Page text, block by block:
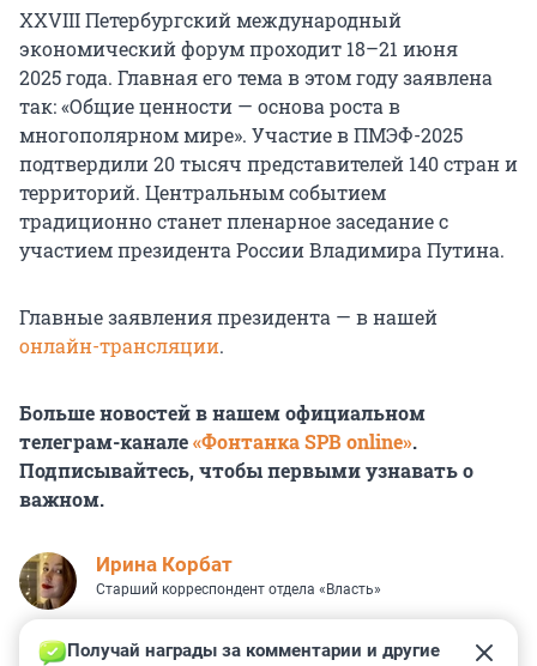
XXVIII Петербургский международный
экономический форум проходит 18–21 июня
2025 года. Главная его тема в этом году заявлена
так: «Общие ценности — основа роста в
многополярном мире». Участие в ПМЭФ-2025
подтвердили 20 тысяч представителей 140 страни
территорий. Центральным событием
традиционно станет пленарное заседание с
участием президента России Владимира Путина.
Главные заявления президента — в нашей
онлайн-трансляции.
Больше новостей в нашем официальном
телеграм-канале«Фонтанка SPB online».
Подписывайтесь, чтобы первыми узнавать о
важном.
Иpина Корбат
Старший корреспондент отдела «Власть»
Получай награды за комментарии и другие